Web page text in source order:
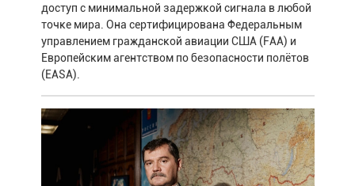
доступ с минимальной задержкой сигнала в любой
точке мира. Она сертифицирована Федеральным
управлением гражданской авиации США (FAA) и
Европейским агентством по безопасности полётов
(EASA).